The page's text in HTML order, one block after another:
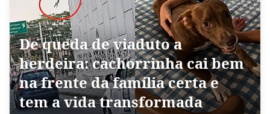
De queda de viaduto a
herdeira: cachorrinha cai bem
na frente da família certa e
tem a vida transformada